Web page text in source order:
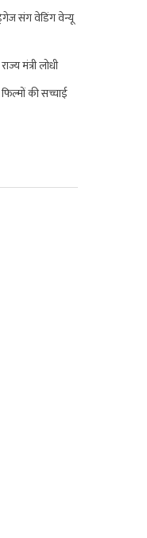
संग वेडिंग वेन्यू
मंत्री लोधी
की सच्चाई